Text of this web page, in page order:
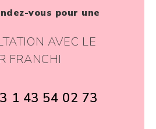
vous pour une
AVEC LE
FRANCHI
1 43 54 02 73